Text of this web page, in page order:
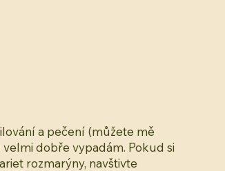
a pečení (můžete mě
dobře vypadám. Pokud si
rozmarýny, navštivte